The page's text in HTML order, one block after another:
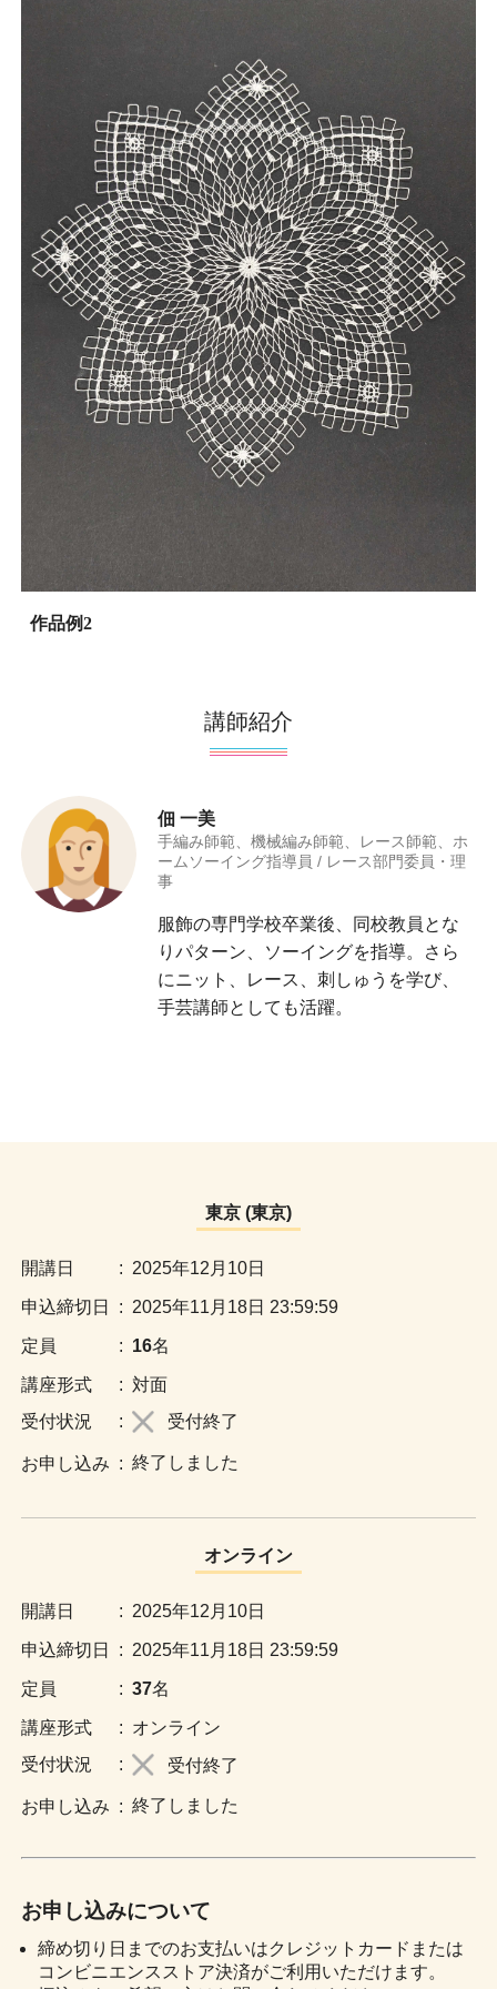
作品例2
講師紹介
佃 一美
手編み師範、機械編み師範、レース師範、ホ
ームソーイング指導員 / レース部門委員・理
事
服飾の専門学校卒業後、同校教員とな
りパターン、ソーイングを指導。さら
にニット、レース、刺しゅうを学び、
手芸講師としても活躍。
東京 (東京)
: 2025年12月10日
: 2025年11月18日 23:59:59
: 16名
: 対面
:
受付終了
: 終了しました
オンライン
: 2025年12月10日
: 2025年11月18日 23:59:59
: 37名
: オンライン
:
受付終了
: 終了しました
お申し込みについて
締め切り日までのお支払いはクレジットカードまたは
コンビニエンスストア決済がご利用いただけます。